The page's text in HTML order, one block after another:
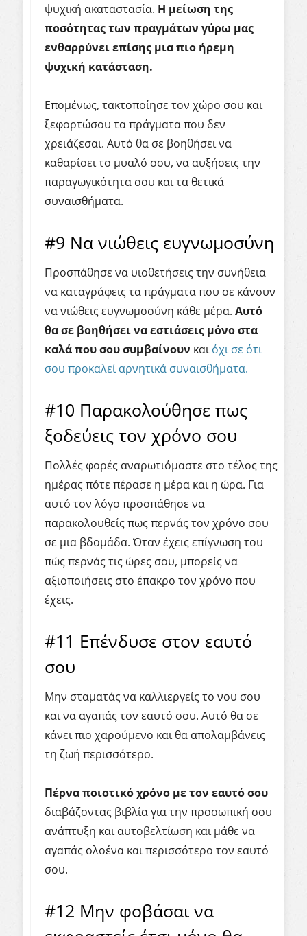
ψυχική ακαταστασία. Η μείωση της
ποσότητας των πραγμάτων γύρω μας
ενθαρρύνει επίσης μια πιο ήρεμη
ψυχική κατάσταση.
Επομένως, τακτοποίησε τον χώρο σου και
ξεφορτώσου τα πράγματα που δεν
χρειάζεσαι. Αυτό θα σε βοηθήσει να
καθαρίσει το μυαλό σου, να αυξήσεις την
παραγωγικότητα σου και τα θετικά
συναισθήματα.
#9 Να νιώθεις ευγνωμοσύνη
Προσπάθησε να υιοθετήσεις την συνήθεια
να καταγράφεις τα πράγματα που σε κάνουν
να νιώθεις ευγνωμοσύνη κάθε μέρα. Αυτό
θα σε βοηθήσει να εστιάσεις μόνο στα
καλά που σου συμβαίνουν καιόχι σε ότι
σου προκαλεί αρνητικά συναισθήματα.
#10 Παρακολούθησε πως
ξοδεύεις τον χρόνο σου
Πολλές φορές αναρωτιόμαστε στο τέλος της
ημέρας πότε πέρασε η μέρα και η ώρα. Για
αυτό τον λόγο προσπάθησε να
παρακολουθείς πως περνάς τον χρόνο σου
σε μια βδομάδα. Όταν έχεις επίγνωση του
πώς περνάς τις ώρες σου, μπορείς να
αξιοποιήσεις στο έπακρο τον χρόνο που
έχεις.
#11 Επένδυσε στον εαυτό
σου
Μην σταματάς να καλλιεργείς το νου σου
και να αγαπάς τον εαυτό σου. Αυτό θα σε
κάνει πιο χαρούμενο και θα απολαμβάνεις
τη ζωή περισσότερο.
Πέρνα ποιοτικό χρόνο με τον εαυτό σου
διαβάζοντας βιβλία για την προσωπική σου
ανάπτυξη και αυτοβελτίωση και μάθε να
αγαπάς ολοένα και περισσότερο τον εαυτό
σου.
#12 Μην φοβάσαι να